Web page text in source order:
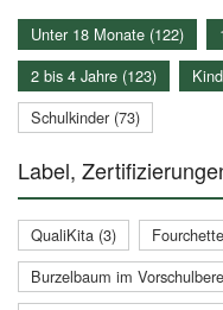
Unter 18 Monate (122)
2 bis 4 Jahre (123)
Schulkinder (73)
Label,
QualiKita (3)
Burzelbaum im